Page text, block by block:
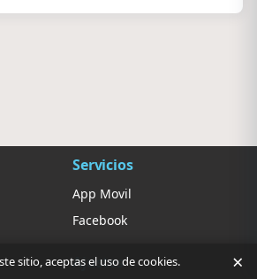
Servicios
App Movil
Facebook
Ajustes
sitio, aceptas el uso de cookies. ×